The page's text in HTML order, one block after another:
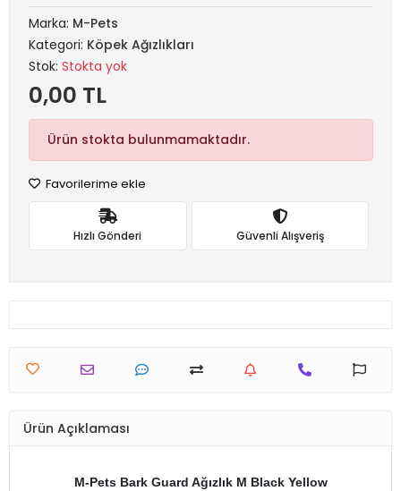
Marka: M-Pets
Kategori: Köpek Ağızlıkları
Stok: Stokta yok
0,00 TL
Ürün stokta bulunmamaktadır.
Favorilerime ekle
Hızlı Gönderi Güvenli Alışveriş
Ürün Açıklaması
M-Pets Bark Guard Ağızlık M Black Yellow